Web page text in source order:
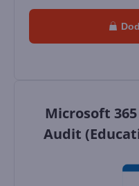
Microsoft
Audit